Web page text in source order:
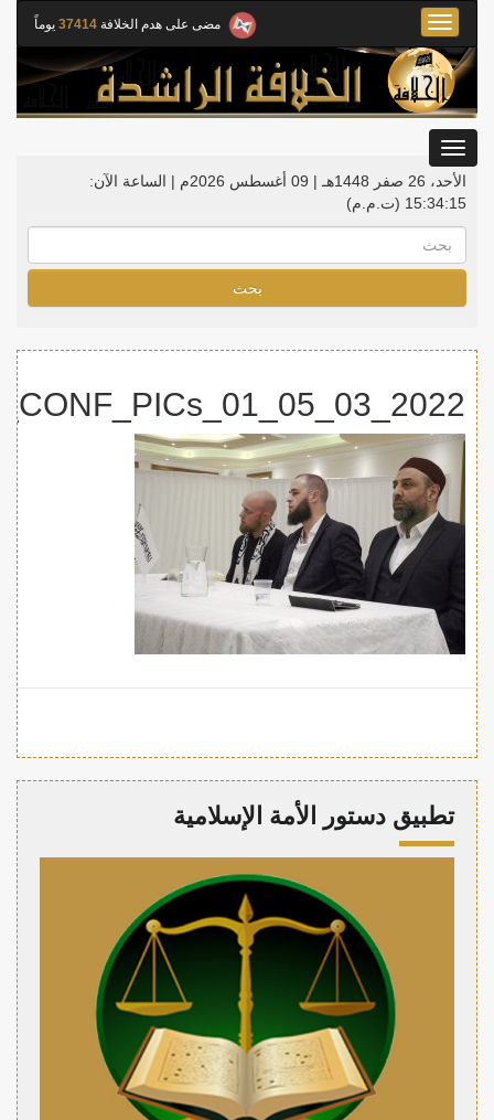
مضى على هدم الخلافة 37414 يوماً
Toggle
navigation
الأحد، 26 صفر 1448هـ | 09 أغسطس 2026م |
الساعة الآن:
15:34:15 (ت.م.م)
بحث
2022_03_05_NL_KHLFH_CONF_PICs_01
تطبيق دستور الأمة الإسلامية